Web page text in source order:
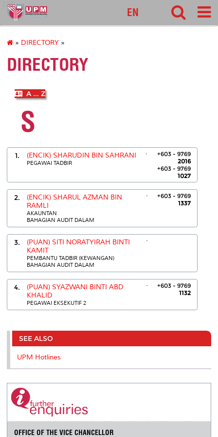
127
EN
» DIRECTORY »
DIRECTORY
A ... Z
S
1. (ENCIK) SHARUDIN BIN SAHRANI
PEGAWAI TADBIR
.
+603 - 9769
2016
+603 - 9769
1027
2.
(ENCIK) SHARUL AZMAN BIN
RAMLI
AKAUNTAN
BAHAGIAN AUDIT DALAM
.
+603 - 9769
1337
3.
(PUAN) SITI NORATYIRAH BINTI
KAMIT
PEMBANTU TADBIR (KEWANGAN)
BAHAGIAN AUDIT DALAM
.
4.
(PUAN) SYAZWANI BINTI ABD
KHALID
PEGAWAI EKSEKUTIF 2
.
+603 - 9769
1132
SEE ALSO
UPM Hotlines
OFFICE OF THE VICE CHANCELLOR